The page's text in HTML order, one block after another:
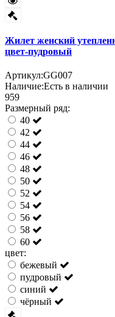
Жилет женский
цвет-пудровый
Артикул:GG007
Наличие:Есть в наличии
959
Размерный ряд:
40
42
44
46
48
50
52
54
56
58
60
цвет:
бежевый
пудровый
синий
чёрный